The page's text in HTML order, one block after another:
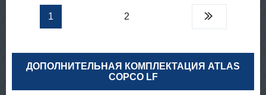
1 2
ДОПОЛНИТЕЛЬНАЯ КОМПЛЕКТАЦИЯ ATLAS
COPCO LF